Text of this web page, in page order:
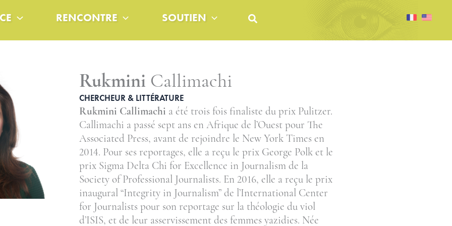
RENCONTRE SOUTIEN
Rukmini Callimachi
CHERCHEUR & LITTÉRATURE
Rukmini Callimachi a été trois fois finaliste du prix Pulitzer.
Callimachi a passé sept ans en Afrique de l’Ouest pour The
Associated Press, avant de rejoindre le New York Times en
2014. Pour ses reportages, elle a reçu le prix George Polk et le
prix Sigma Delta Chi for Excellence in Journalism de la
Society of Professional Journalists. En 2016, elle a reçu le prix
inaugural “Integrity in Journalism” de l’International Center
for Journalists pour son reportage sur la théologie du viol
d’ISIS, et de leur asservissement des femmes yazidies. Née